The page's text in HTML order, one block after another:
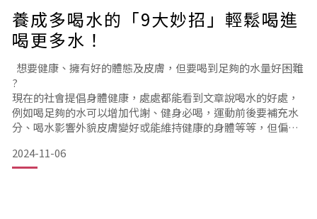
養成多喝水的「9大妙招」輕鬆喝進
喝更多水！
想要健康、擁有好的體態及皮膚，但要喝到足夠的水量好困難
?
現在的社會提倡身體健康，處處都能看到文章說喝水的好處，
例如喝足夠的水可以增加代謝、健身必喝，運動前後要補充水
分、喝水影響外貌皮膚變好或能維持健康的身體等等，但偏偏
麼辦呢? 確實台灣充滿了各式美食及手搖飲料，在每走兩步就
可以買到一杯手搖的情況下，要堅定的選擇喝水，還要喝到足
2024-11-06